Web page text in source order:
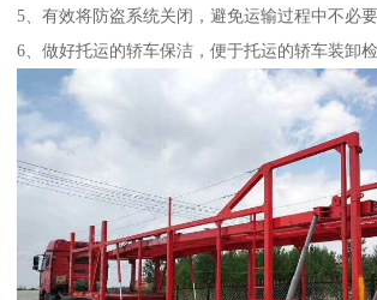
5、有效将防盗系统关闭，避免运输过程中不必要
6、做好托运的轿车保洁，便于托运的轿车装卸检